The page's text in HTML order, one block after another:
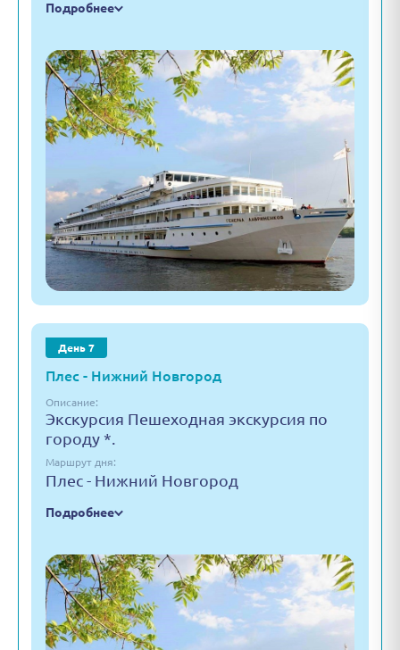
Подробнее
День 7
Плес - Нижний Новгород
Описание:
Экскурсия Пешеходная экскурсия по
городу *.
Маршрут дня:
Плес - Нижний Новгород
Подробнее